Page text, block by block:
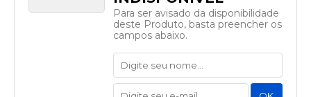
Para ser avisado da disponibilidade
deste Produto, basta preencher os
campos abaixo.